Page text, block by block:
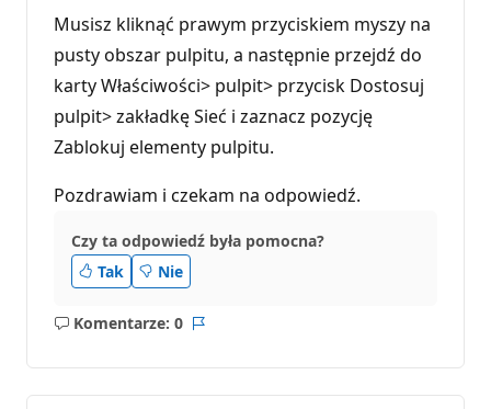
Musisz kliknąć prawym przyciskiem myszy na
pusty obszar pulpitu, a następnie przejdź do
karty Właściwości> pulpit> przycisk Dostosuj
pulpit> zakładkę Sieć i zaznacz pozycję
Zablokuj elementy pulpitu.
Pozdrawiam i czekam na odpowiedź.
Czy ta odpowiedź była pomocna?
Tak
Nie
Komentarze: 0
Brak